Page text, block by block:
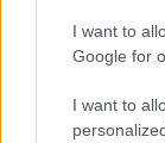
I want to
Google for
I want to